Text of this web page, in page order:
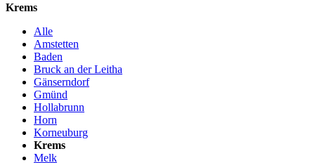
Krems
Alle
Amstetten
Baden
Bruck an der Leitha
Gänserndorf
Gmünd
Hollabrunn
Horn
Korneuburg
Krems
Melk